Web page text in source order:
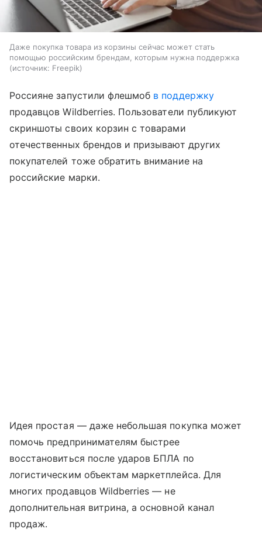
Даже покупка товара из корзины сейчас может стать
помощью российским брендам, которым нужна поддержка
источник: Freepik
Россияне запустили флешмоб в поддержку
продавцов Wildberries. Пользователи публикуют
скриншоты своих корзин с товарами
отечественных брендов и призывают других
покупателей тоже обратить внимание на
российские марки.
Идея простая — даже небольшая покупка может
помочь предпринимателям быстрее
восстановиться после ударов БПЛА по
логистическим объектам маркетплейса. Для
многих продавцов Wildberries — не
дополнительная витрина, а основной канал
продаж.